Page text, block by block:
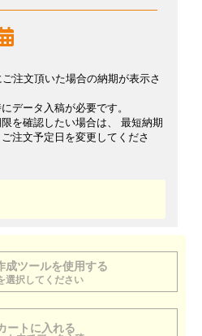
注文頂いた場合の納期が表示さ
データ入稿が必要です。
を確認したい場合は、 最短納期
注文予定日を変更してくださ
成ツールを使用する
選択してください
ートに入れる